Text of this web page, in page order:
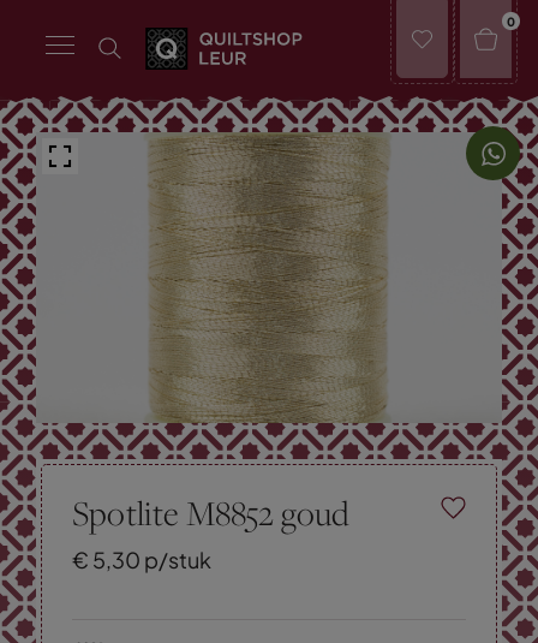
0
Spotlite M8852 goud
€ 5,30 p/stuk